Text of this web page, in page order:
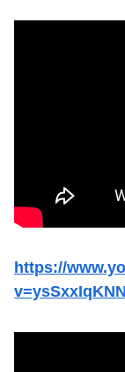
https://